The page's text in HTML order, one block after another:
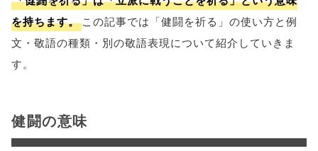
を持ちます。 この記事では「健闘を祈る」の使い方と例
文・敬語の種類・別の敬語表現について紹介していきま
す。
健闘の意味